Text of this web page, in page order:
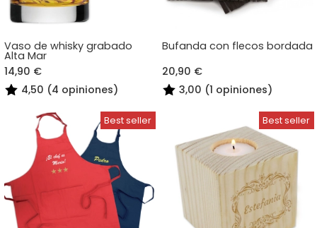
Vaso de whisky grabado
Alta Mar
14,90 €
4,50 (4 opiniones)
Bufanda con flecos bordada
20,90 €
3,00 (1 opiniones)